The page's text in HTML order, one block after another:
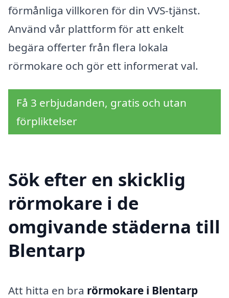
förmånliga villkoren för din VVS-tjänst.
Använd vår plattform för att enkelt
begära offerter från flera lokala
rörmokare och gör ett informerat val.
Få 3 erbjudanden, gratis och utan
förpliktelser
Sök efter en skicklig
rörmokare i de
omgivande städerna till
Blentarp
Att hitta en bra rörmokare i Blentarp